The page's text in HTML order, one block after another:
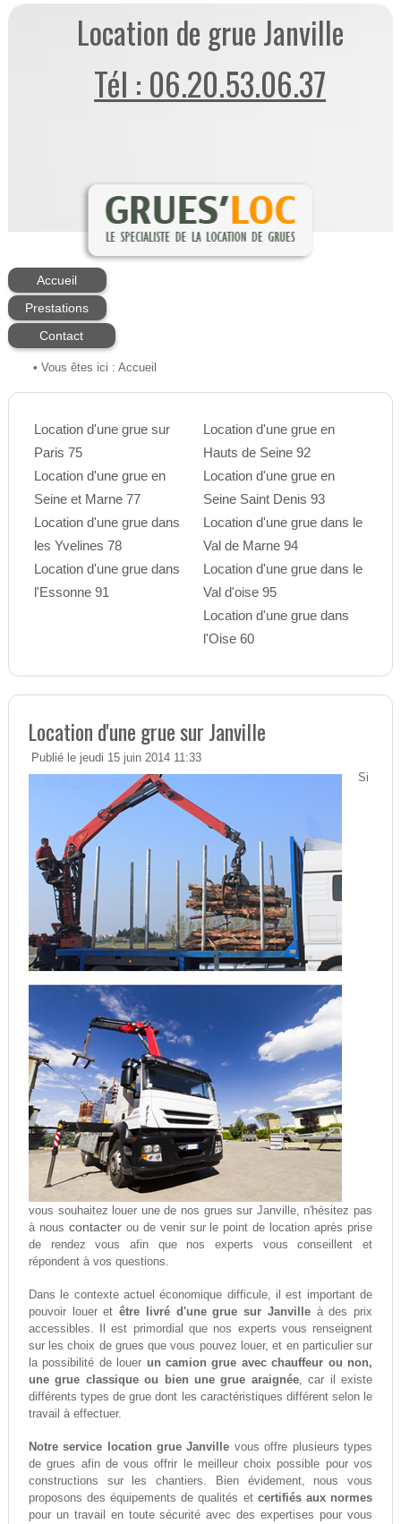
Location de grue Janville
Tél : 06.20.53.06.37
Accueil
Prestations
Contact
• Vous êtes ici : Accueil
Location d'une grue sur
Paris 75
Location d'une grue en
Seine et Marne 77
Location d'une grue dans
les Yvelines 78
Location d'une grue dans
l'Essonne 91
Location d'une grue en
Hauts de Seine 92
Location d'une grue en
Seine Saint Denis 93
Location d'une grue dans le
Val de Marne 94
Location d'une grue dans le
Val d'oise 95
Location d'une grue dans
l'Oise 60
Location d'une grue sur Janville
Publié le jeudi 15 juin 2014 11:33
Si
vous souhaitez louer une de nos grues sur Janville, n'hésitez pas
à nous contacterou de venir sur le point de location après prise
de rendez vous afin que nos experts vous conseillent et
répondent à vos questions.
Dans le contexte actuel économique difficule, il est important de
pouvoir louer etêtre livré d'une grue sur Janvilleà des prix
accessibles. Il est primordial que nos experts vous renseignent
sur les choix de grues que vous pouvez louer, et en particulier sur
la possibilité de louer un camion grue avec chauffeur ou non,
une grue classique ou bien une grue araignée, car il existe
différents types de grue dont les caractéristiques différent selon le
travail à effectuer.
Notre service location grue Janville vous offre plusieurs types
de grues afin de vous offrir le meilleur choix possible pour vos
constructions sur les chantiers. Bien évidement, nous vous
proposons des équipements de qualités et certifiés aux normes
pour un travail en toute sécurité avec des expertises pour vous